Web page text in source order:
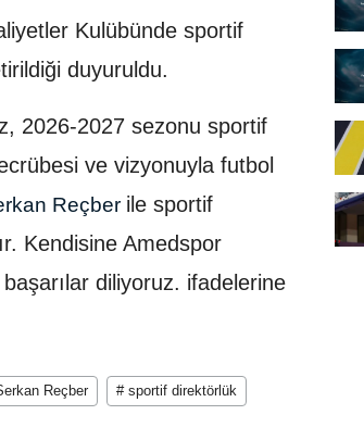
Kulübünde sportif
duyuruldu.
2026-2027 sezonu sportif
ve vizyonuyla futbol
Reçber ile sportif
Kendisine Amedspor
diliyoruz. ifadelerine
Reçber # sportif direktörlük